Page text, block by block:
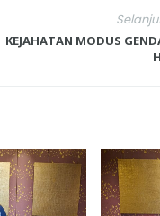
KEJAHATAN MODUS
INI CARA UMAT
JAGA